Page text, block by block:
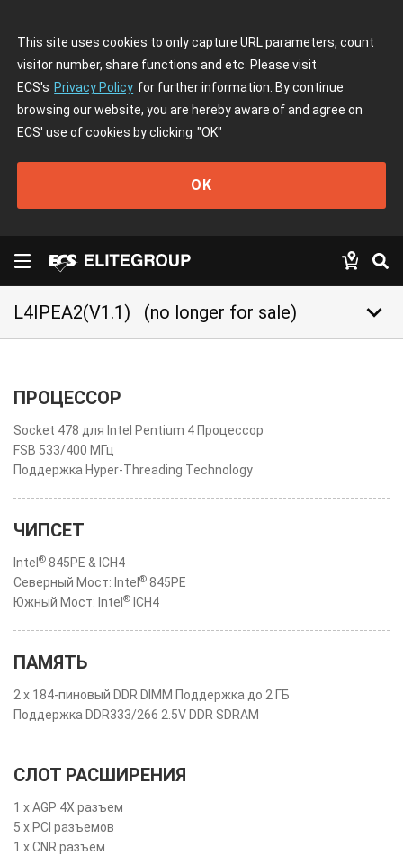
This site uses cookies to only capture URL parameters, count
visitor number, share functions and etc. Please visit
ECS's Privacy Policy for further information. By continue
browsing our website, you are hereby aware of and agree on
ECS' use of cookies by clicking "OK"
OK
L4IPEA2(V1.1) (no longer for sale) keyboard_arrow_down
ПРОЦЕССОР
Socket 478 для Intel Pentium 4 Процессор
FSB 533/400 МГц
Поддержка Hyper-Threading Technology
ЧИПСЕТ
Intel ® 845PE & ICH4
Северный Мост: Intel ® 845PE
Южный Мост: Intel ® ICH4
ПАМЯТЬ
2 x 184-пиновый DDR DIMM Поддержка до 2 ГБ
Поддержка DDR333/266 2.5V DDR SDRAM
СЛОТ РАСШИРЕНИЯ
1 x AGP 4X разъем
5 x PCI разъемов
1 x CNR разъем